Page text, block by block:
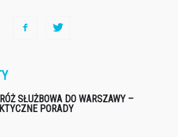
SŁUŻBOWA DO WARSZAWY –
PORADY